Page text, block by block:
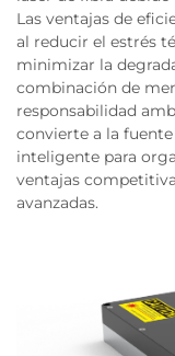
Las ventajas de
al reducir el estrés
minimizar la
combinación de
responsabilidad
convierte a la
inteligente para
ventajas
avanzadas.